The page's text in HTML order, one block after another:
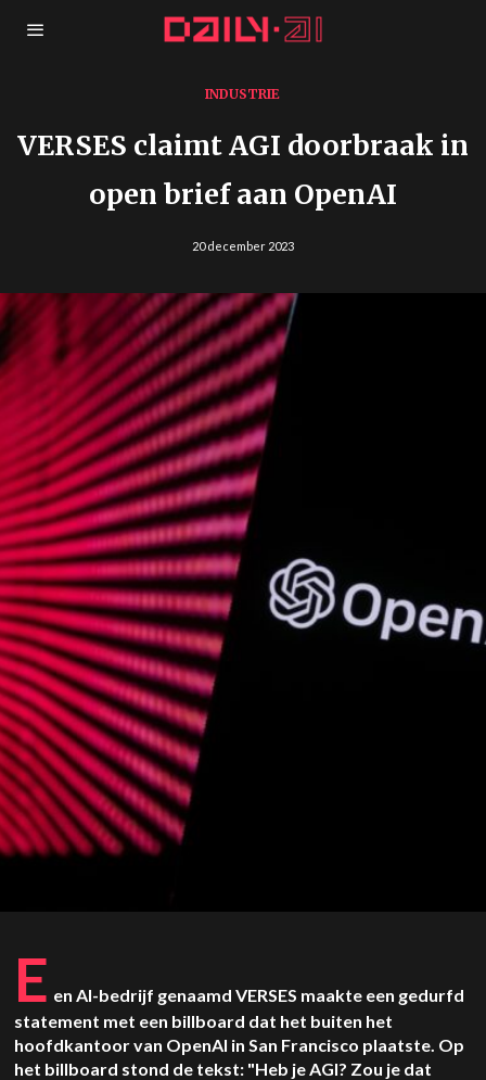
INDUSTRIE
VERSES claimt AGI doorbraak in
open brief aan OpenAI
20 december 2023
E en AI-bedrijf genaamd VERSES maakte een gedurfd
statement met een billboard dat het buiten het
hoofdkantoor van OpenAI in San Francisco plaatste. Op
het billboard stond de tekst: "Heb je AGI? Zou je dat